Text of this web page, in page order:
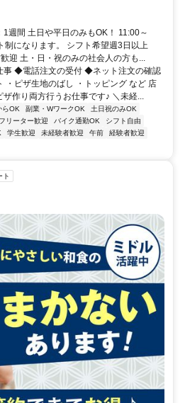
週間 土日や平日のみもOK！ 11:00～
制になります。 シフト希望週3日以上
迎 土・日・祝のみの社会人の方も...
事 ◆電話注文の受付 ◆ネット注文の確認
ピザ生地のばし ・トッピング など 店
作り両方行うお仕事です♪ ＼未経...
らOK 副業・WワークOK
土日祝のみOK
フリーター歓迎 バイク通勤OK
シフト自由
学生歓迎 未経験者歓迎 午前
経験者歓迎
ト